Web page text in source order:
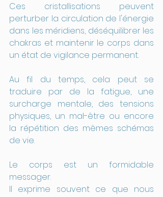
Ces cristallisations peuvent
perturber la circulation de l'énergie
dans les méridiens, déséquilibrer les
chakras et maintenir le corps dans
un état de vigilance permanent.
Au fil du temps, cela peut se
traduire par de la fatigue, une
surcharge mentale, des tensions
physiques, un mal-être ou encore
la répétition des mêmes schémas
de vie.
Le corps est un formidable
messager.
Il exprime souvent ce que nous